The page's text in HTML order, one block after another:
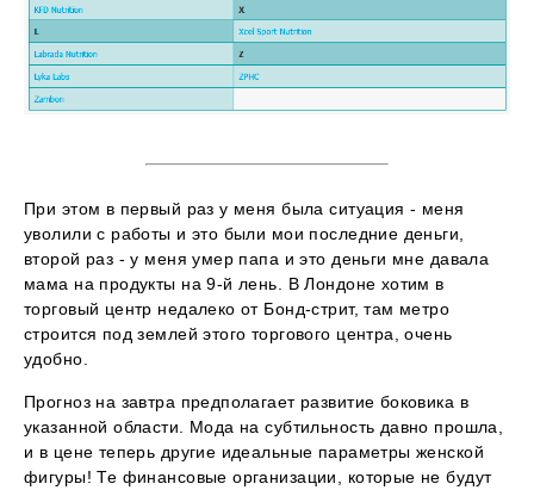
При этом в первый раз у меня была ситуация - меня
уволили с работы и это были мои последние деньги,
второй раз - у меня умер папа и это деньги мне давала
мама на продукты на 9-й лень. В Лондоне хотим в
торговый центр недалеко от Бонд-стрит, там метро
строится под землей этого торгового центра, очень
удобно.
Прогноз на завтра предполагает развитие боковика в
указанной области. Мода на субтильность давно прошла,
и в цене теперь другие идеальные параметры женской
фигуры! Те финансовые организации, которые не будут